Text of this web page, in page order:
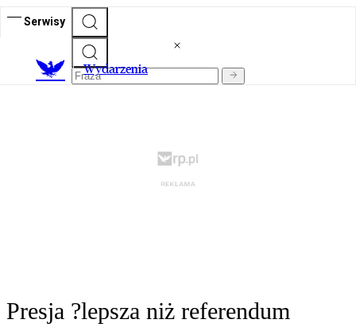
Serwisy
Wydarzenia
Presja ?lepsza niż referendum